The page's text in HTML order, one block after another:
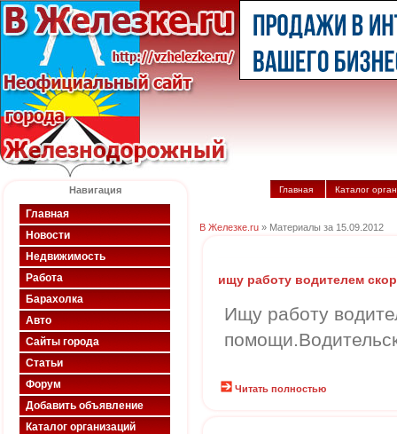
Навигация
Главная
Новости
Недвижимость
Работа
Барахолка
Авто
Сайты города
Статьи
Форум
Добавить объявление
Каталог организаций
Главная Каталог
В Железке.ru » Материалы за 15.09.2012
ищу работу водителем
Ищу работу
Читать полностью